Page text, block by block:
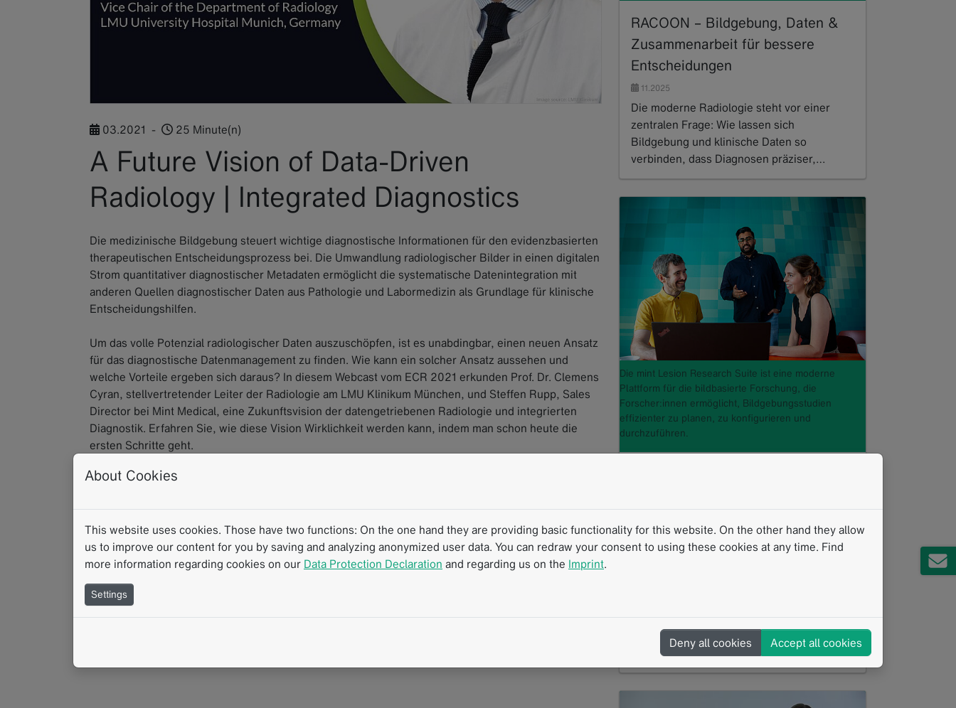
03.2021 - 25 Minute(n)
A Future Vision of Data-Driven
Radiology | Integrated Diagnostics
Die medizinische Bildgebung steuert wichtige diagnostische Informationen für den evidenzbasierten
therapeutischen Entscheidungsprozess bei. Die Umwandlung radiologischer Bilder in einen digitalen
Strom quantitativer diagnostischer Metadaten ermöglicht die systematische Datenintegration mit
anderen Quellen diagnostischer Daten aus Pathologie und Labormedizin als Grundlage für klinische
Entscheidungshilfen.
Um das volle Potenzial radiologischer Daten auszuschöpfen, ist es unabdingbar, einen neuen Ansatz
für das diagnostische Datenmanagement zu finden. Wie kann ein solcher Ansatz aussehen und
welche Vorteile ergeben sich daraus? In diesem Webcast vom ECR 2021 erkunden Prof. Dr. Clemens
Cyran, stellvertretender Leiter der Radiologie am LMU Klinikum München, und Steffen Rupp, Sales
Director bei Mint Medical, eine Zukunftsvision der datengetriebenen Radiologie und integrierten
Diagnostik. Erfahren Sie, wie diese Vision Wirklichkeit werden kann, indem man schon heute die
ersten Schritte geht.
Webcast Integrierte Diagnostik
RACOON – Bildgebung, Daten &
Zusammenarbeit für bessere
Entscheidungen
11.2025
Die moderne Radiologie steht vor einer
zentralen Frage: Wie lassen sich
Bildgebung und klinische Daten so
verbinden, dass Diagnosen präziser,…
Die mint Lesion Research Suite ist eine moderne
Plattform für die bildbasierte Forschung, die
Forscher:innen ermöglicht, Bildgebungsstudien
effizienter zu planen, zu konfigurieren und
durchzuführen.
multizentrische
Bildgebungsstudien
moderne Plattform für die bildbasierte
Forschung, die akademische Teams dabei
unterstützt, ihre Studien sowohl…
Read more
About Cookies
This website uses cookies. Those have two functions: On the one hand they are providing basic functionality for this website. On the other hand they allow
us to improve our content for you by saving and analyzing anonymized user data. You can redraw your consent to using these cookies at any time. Find
more information regarding cookies on our Data Protection Declaration and regarding us on the Imprint.
Settings
Deny all cookies Accept all cookies